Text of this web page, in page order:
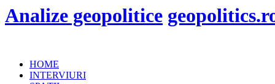
Analize geopolitice
HOME
INTERVIURI